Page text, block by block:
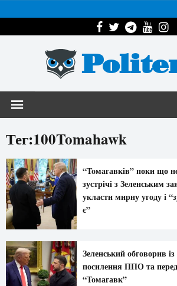
Тег:100Tomahawk
“Томагавків” поки що
зустрічі з Зеленським
укласти мирну угоду і
є”
Зеленський обговорив
посилення ППО та
“Томагавк”